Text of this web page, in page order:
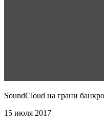
SoundCloud на грани
15 июля 2017